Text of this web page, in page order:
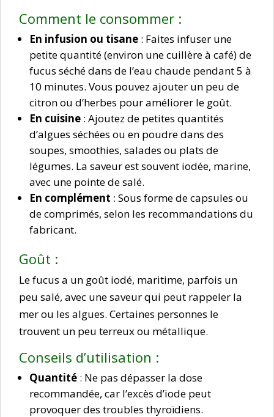
Comment le consommer :
En infusion ou tisane : Faites infuser une
petite quantité (environ une cuillère à café) de
fucus séché dans de l’eau chaude pendant 5 à
10 minutes. Vous pouvez ajouter un peu de
citron ou d’herbes pour améliorer le goût.
En cuisine : Ajoutez de petites quantités
d’algues séchées ou en poudre dans des
soupes, smoothies, salades ou plats de
légumes. La saveur est souvent iodée, marine,
avec une pointe de salé.
En complément : Sous forme de capsules ou
de comprimés, selon les recommandations du
fabricant.
Goût :
Le fucus a un goût iodé, maritime, parfois un
peu salé, avec une saveur qui peut rappeler la
mer ou les algues. Certaines personnes le
trouvent un peu terreux ou métallique.
Conseils d’utilisation :
Quantité : Ne pas dépasser la dose
recommandée, car l’excès d’iode peut
provoquer des troubles thyroïdiens.